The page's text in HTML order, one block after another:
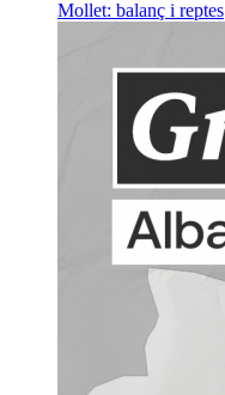
Mollet: balanç i reptes